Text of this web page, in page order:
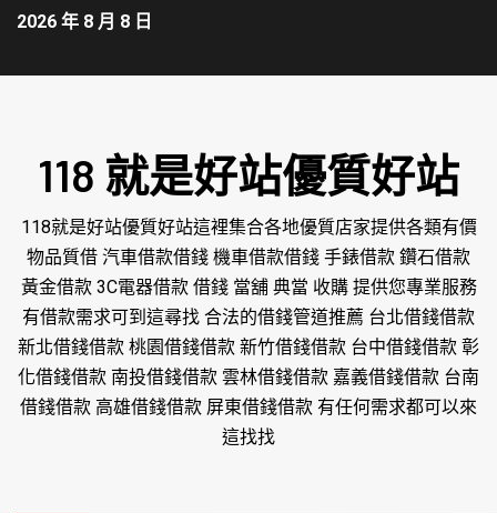
2026 年 8 月 8 日
118 就是好站優質好站
118就是好站優質好站這裡集合各地優質店家提供各類有價
物品質借 汽車借款借錢 機車借款借錢 手錶借款 鑽石借款
黃金借款 3C電器借款 借錢 當舖 典當 收購 提供您專業服務
有借款需求可到這尋找 合法的借錢管道推薦 台北借錢借款
新北借錢借款 桃園借錢借款 新竹借錢借款 台中借錢借款 彰
化借錢借款 南投借錢借款 雲林借錢借款 嘉義借錢借款 台南
借錢借款 高雄借錢借款 屏東借錢借款 有任何需求都可以來
這找找